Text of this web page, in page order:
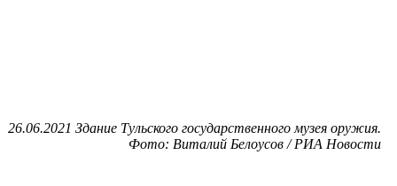
26.06.2021 Здание Тульского государственного музея оружия.
Фото: Виталий Белоусов / РИА Новости